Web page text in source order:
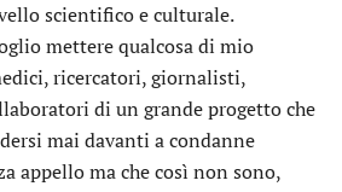
scientifico e culturale.
mettere qualcosa di mio
ricercatori, giornalisti,
di un grande progetto che
mai davanti a condanne
appello ma che così non sono,